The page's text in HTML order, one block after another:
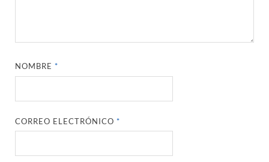
NOMBRE*
CORREO ELECTRÓNICO*